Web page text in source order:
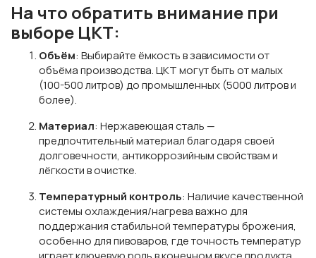
На что обратить внимание при
выборе ЦКТ:
Объём: Выбирайте ёмкость в зависимости от
объёма производства. ЦКТ могут быть от малых
(100-500 литров) до промышленных (5000 литров и
более).
Материал: Нержавеющая сталь —
предпочтительный материал благодаря своей
долговечности, антикоррозийным свойствам и
лёгкости в очистке.
Температурный контроль: Наличие качественной
системы охлаждения/нагрева важно для
поддержания стабильной температуры брожения,
особенно для пивоваров, где точность температур